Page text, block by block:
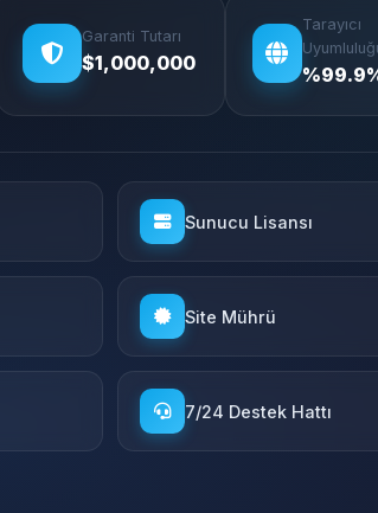
Garanti Tutarı
$1,000,000
Tarayıcı
Sunucu Lisansı
Site Mührü
7/24 Destek Hattı